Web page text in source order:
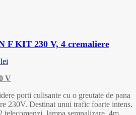
F KIT 230 V, 4 cremaliere
lei
V
porti culisante cu o greutate de pana
230V. Destinat unui trafic foarte intens.